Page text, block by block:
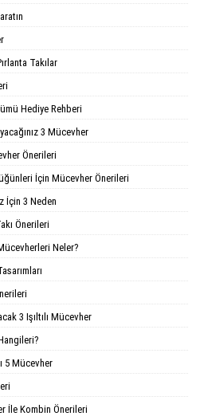
Takılar
Hediye Rehberi
3 Mücevher
Önerileri
İçin Mücevher Önerileri
İçin 3 Neden
Önerileri
Neler?
3 Işıltılı Mücevher
5 Mücevher
İle Kombin Önerileri